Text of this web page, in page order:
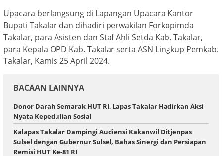
Upacara berlangsung di Lapangan Upacara Kantor
Bupati Takalar dan dihadiri perwakilan Forkopimda
Takalar, para Asisten dan Staf Ahli Setda Kab. Takalar,
para Kepala OPD Kab. Takalar serta ASN Lingkup Pemkab.
Takalar, Kamis 25 April 2024.
BACAAN LAINNYA
Donor Darah Semarak HUT RI, Lapas Takalar Hadirkan Aksi
Nyata Kepedulian Sosial
Kalapas Takalar Dampingi Audiensi Kakanwil Ditjenpas
Sulsel dengan Gubernur Sulsel, Bahas Sinergi dan Persiapan
Remisi HUT Ke-81 RI